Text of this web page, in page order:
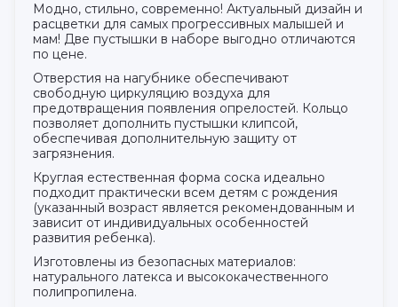
Модно, стильно, современно! Актуальный дизайн и
расцветки для самых прогрессивных малышей и
мам! Две пустышки в наборе выгодно отличаются
по цене.
Отверстия на нагубнике обеспечивают
свободную циркуляцию воздуха для
предотвращения появления опрелостей. Кольцо
позволяет дополнить пустышки клипсой,
обеспечивая дополнительную защиту от
загрязнения.
Круглая естественная форма соска идеально
подходит практически всем детям с рождения
(указанный возраст является рекомендованным и
зависит от индивидуальных особенностей
развития ребенка).
Изготовлены из безопасных материалов:
натурального латекса и высококачественного
полипропилена.